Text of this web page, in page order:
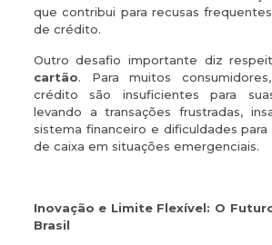
que contribui para recusas
de crédito.
Outro desafio importante diz
cartão. Para muitos
crédito são insuficientes para
levando a transações frustradas,
sistema financeiro e dificuldades para
de caixa em situações emergenciais.
Inovação e Limite Flexível: O
Brasil